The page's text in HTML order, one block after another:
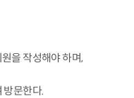
을 작성해야 하며,
방문한다.